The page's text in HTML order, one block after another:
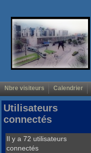
Nbre visiteurs Calendrier
Utilisateurs
connectés
Il y a 72 utilisateurs
connectés